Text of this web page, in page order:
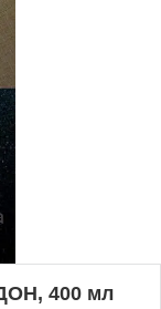
400 мл